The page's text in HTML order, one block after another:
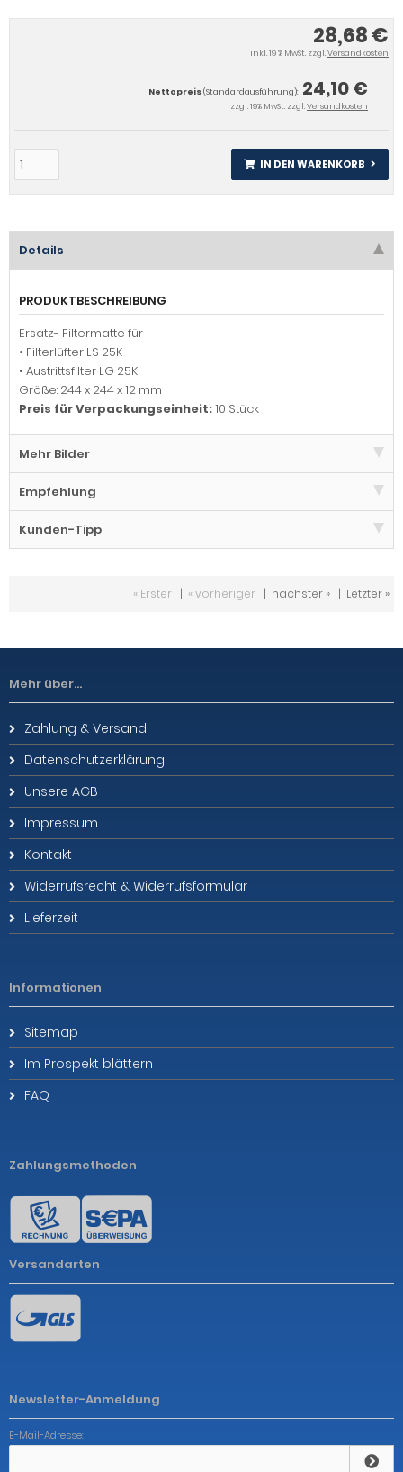
28,68 €
inkl. 19 % MwSt. zzgl.Versandkosten
Nettopreis(Standardausführung): 24,10 €
zzgl. 19% MwSt. zzgl.Versandkosten
IN DEN WARENKORB
Details
PRODUKTBESCHREIBUNG
Ersatz- Filtermatte für
• Filterlüfter LS 25K
• Austrittsfilter LG 25K
Größe: 244 x 244 x 12 mm
Preis für Verpackungseinheit:10 Stück
Mehr Bilder
Empfehlung
Kunden-Tipp
« Erster | « vorheriger | nächster » | Letzter »
Mehr über...
Zahlung & Versand
Datenschutzerklärung
Unsere AGB
Impressum
Kontakt
Widerrufsrecht & Widerrufsformular
Lieferzeit
Informationen
Sitemap
Im Prospekt blättern
FAQ
Zahlungsmethoden
Versandarten
Newsletter-Anmeldung
E-Mail-Adresse: